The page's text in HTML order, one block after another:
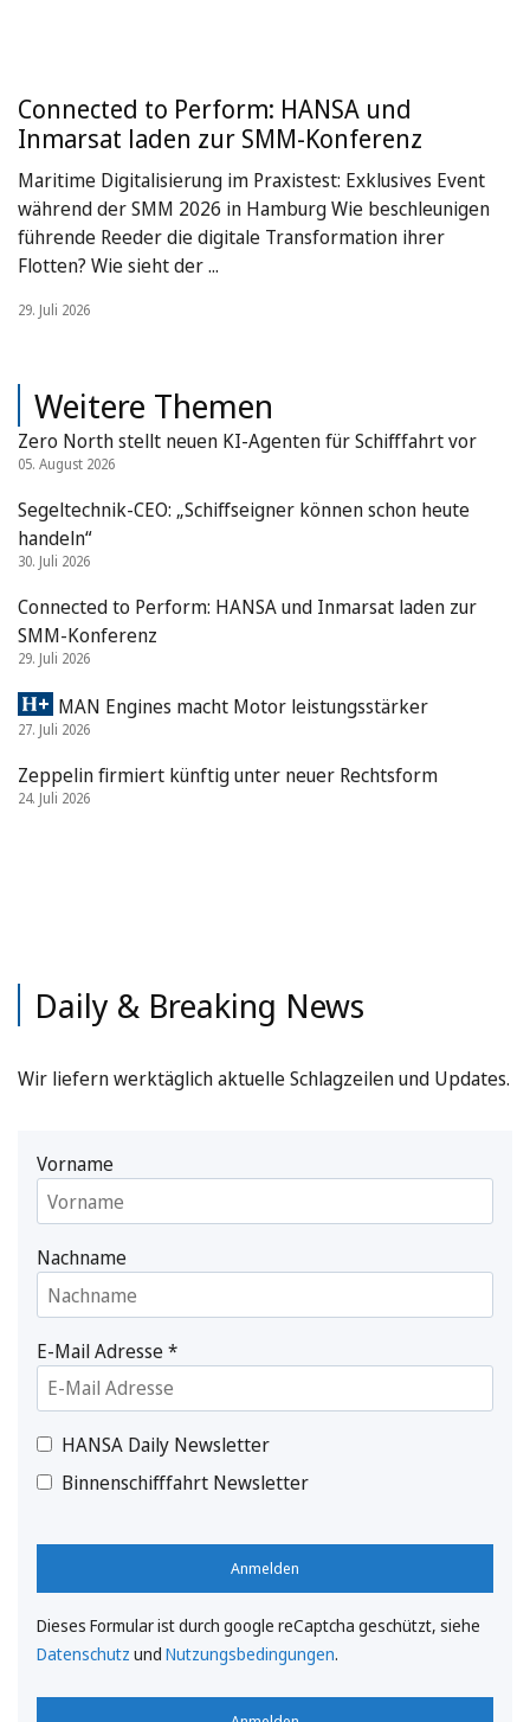
Connected to Perform: HANSA und
Inmarsat laden zur SMM-Konferenz
Maritime Digitalisierung im Praxistest: Exklusives Event
während der SMM 2026 in Hamburg Wie beschleunigen
führende Reeder die digitale Transformation ihrer
Flotten? Wie sieht der ...
29. Juli 2026
Weitere Themen
Zero North stellt neuen KI-Agenten für Schifffahrt vor
05. August 2026
Segeltechnik-CEO: „Schiffseigner können schon heute
handeln“
30. Juli 2026
Connected to Perform: HANSA und Inmarsat laden zur
SMM-Konferenz
29. Juli 2026
MAN Engines macht Motor leistungsstärker
27. Juli 2026
Zeppelin firmiert künftig unter neuer Rechtsform
24. Juli 2026
Daily & Breaking News
Wir liefern werktäglich aktuelle Schlagzeilen und Updates.
Vorname
Nachname
E-Mail Adresse*
HANSA Daily Newsletter
Binnenschifffahrt Newsletter
Anmelden
Dieses Formular ist durch google reCaptcha geschützt, siehe
Datenschutz und Nutzungsbedingungen.